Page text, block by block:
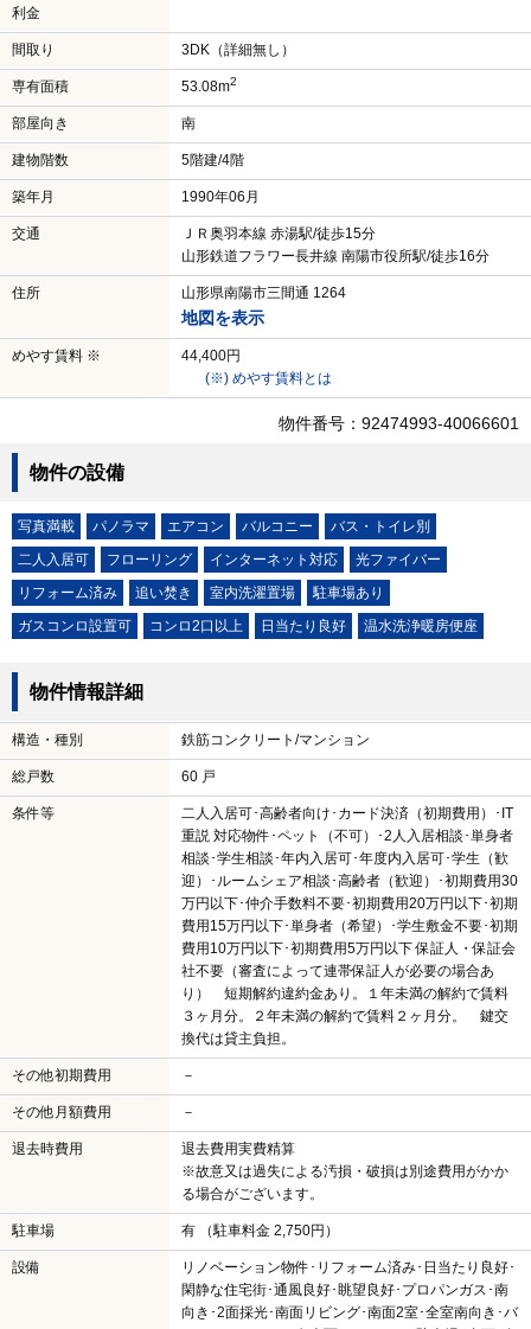
利金
間取り 3DK（詳細無し）
専有面積 53.08m2
部屋向き 南
建物階数 5階建/4階
築年月 1990年06月
交通
ＪＲ奥羽本線 赤湯駅/徒歩15分
山形鉄道フラワー長井線 南陽市役所駅/徒歩16分
住所 山形県南陽市三間通 1264
地図を表示
めやす賃料 ※
44,400円
(※) めやす賃料とは
物件番号：92474993-40066601
物件の設備
写真満載 パノラマ エアコン バルコニー
バス・トイレ別
二人入居可
フローリング インターネット対応
光ファイバー
リフォーム済み
追い焚き 室内洗濯置場
駐車場あり
ガスコンロ設置可
コンロ2口以上 日当たり良好 温水洗浄暖房便座
物件情報詳細
構造・種別 鉄筋コンクリート/マンション
総戸数 60 戸
条件等
二人入居可･高齢者向け･カード決済（初期費用）･IT
重説 対応物件･ペット（不可）･2人入居相談･単身者
相談･学生相談･年内入居可･年度内入居可･学生（歓
迎）･ルームシェア相談･高齢者（歓迎）･初期費用30
万円以下･仲介手数料不要･初期費用20万円以下･初期
費用15万円以下･単身者（希望）･学生敷金不要･初期
費用10万円以下･初期費用5万円以下 保証人・保証会
社不要（審査によって連帯保証人が必要の場合あ
り） 短期解約違約金あり。１年未満の解約で賃料
３ヶ月分。２年未満の解約で賃料２ヶ月分。 鍵交
換代は貸主負担。
その他初期費用 －
その他月額費用 －
退去時費用
退去費用実費精算
※故意又は過失による汚損・破損は別途費用がかか
る場合がございます。
駐車場 有 （駐車料金 2,750円）
設備
リノベーション物件･リフォーム済み･日当たり良好･
閑静な住宅街･通風良好･眺望良好･プロパンガス･南
向き･2面採光･南面リビング･南面2室･全室南向き･バ